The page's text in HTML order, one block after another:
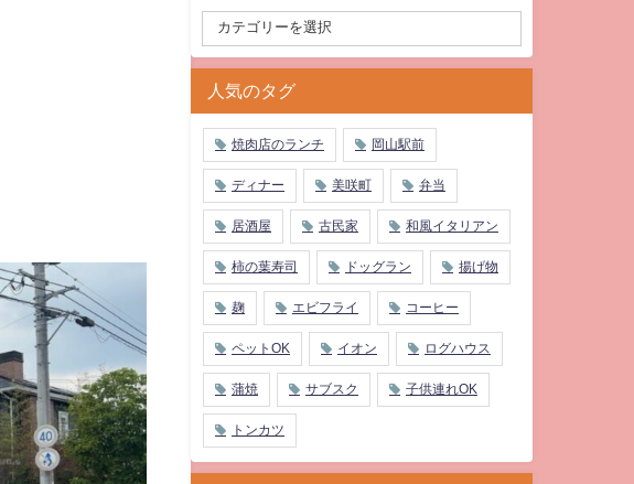
人気のタグ
焼肉店のランチ 岡山駅前
ディナー 美咲町 弁当
居酒屋 古民家 和風イタリアン
柿の葉寿司 ドッグラン 揚げ物
麹 エビフライ コーヒー
ペットOK イオン ログハウス
蒲焼 サブスク 子供連れOK
トンカツ